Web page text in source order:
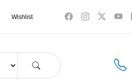
Wishlist